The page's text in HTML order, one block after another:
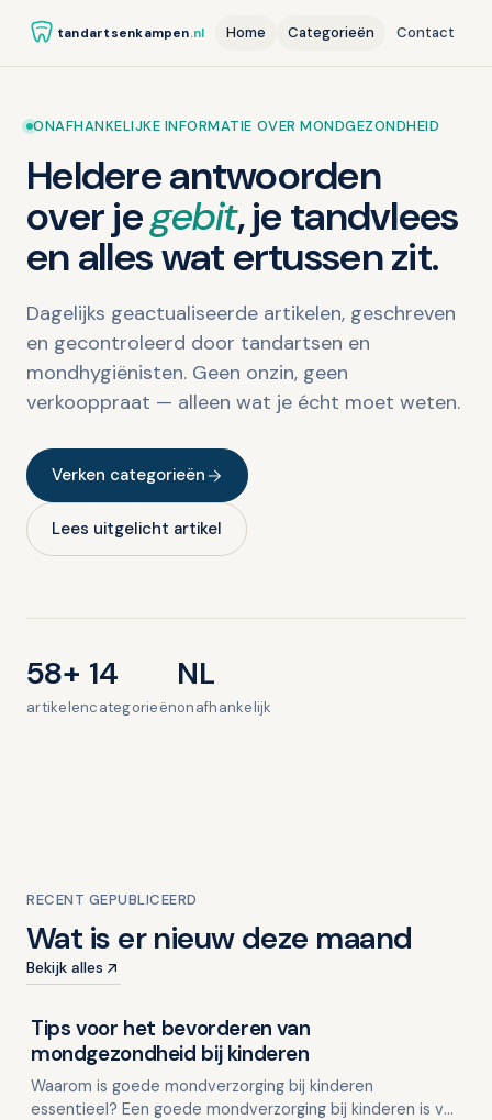
tandartsenkampen.nl Home Categorieën Contact
ONAFHANKELIJKE INFORMATIE OVER MONDGEZONDHEID
Heldere antwoorden
over jegebit, je tandvlees
en alles wat ertussen zit.
Dagelijks geactualiseerde artikelen, geschreven
en gecontroleerd door tandartsen en
mondhygiënisten. Geen onzin, geen
verkooppraat — alleen wat je écht moet weten.
Verken categorieën
Lees uitgelicht artikel
58+
artikelen
14
categorieën
NL
onafhankelijk
Een gezonde glimlach begint jong
2 min lezen
RECENT GEPUBLICEERD
Wat is er nieuw deze maand
Bekijk alles
Overig nieuws
Tips voor het bevorderen van
mondgezondheid bij kinderen
Waarom is goede mondverzorging bij kinderen
essentieel? Een goede mondverzorging bij kinderen is van